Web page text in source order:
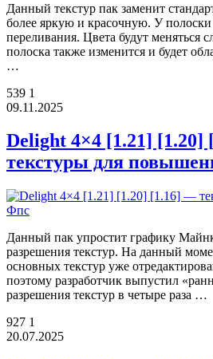
Данный текстур пак заменит
более яркую и красочную. У
переливания. Цвета будут меняться
полоска также изменится и будет
…
539 1
09.11.2025
Delight 4×4 [1.21]
текстуры для
Данный пак упростит графику
разрешения текстур. На данный
основных текстур уже
поэтому разработчик выпустил
разрешения текстур в четыре раза …
927 1
20.07.2025